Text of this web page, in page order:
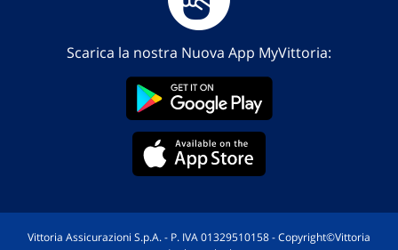
Scarica la nostra Nuova App MyVittoria:
Vittoria Assicurazioni S.p.A. - P. IVA 01329510158 - Copyright©Vittoria